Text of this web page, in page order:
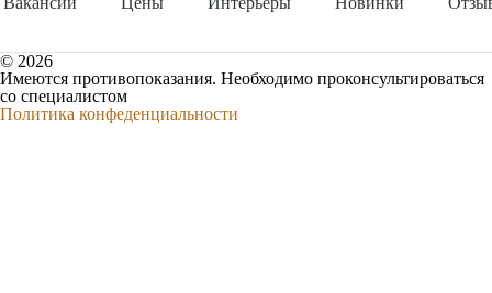
© 2026
Имеются противопоказания. Необходимо проконсультироваться
со специалистом
Политика конфеденциальности